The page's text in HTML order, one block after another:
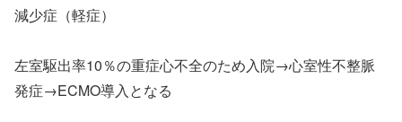
減少症（軽症）
左室駆出率10％の重症心不全のため入院→心室性不整脈
発症→ECMO導入となる